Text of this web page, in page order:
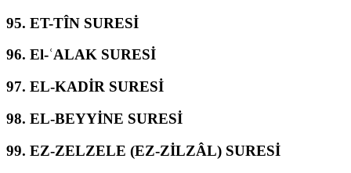
95. ET-TÎN SURESİ
96. El-ʿALAK SURESİ
97. EL-KADİR SURESİ
98. EL-BEYYİNE SURESİ
99. EZ-ZELZELE (EZ-ZİLZÂL) SURESİ